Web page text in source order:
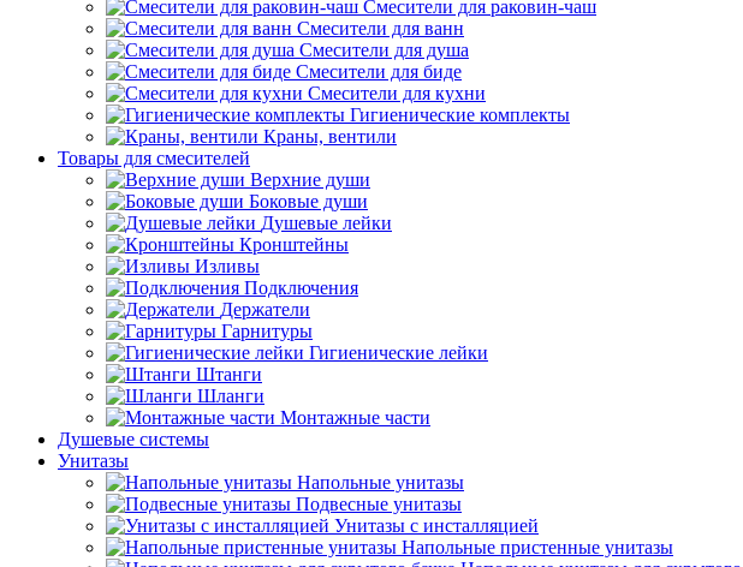
Смесители для раковин-чаш
Смесители для ванн
Смесители для душа
Смесители для биде
Смесители для кухни
Гигиенические комплекты
Краны, вентили
Товары для смесителей
Верхние души
Боковые души
Душевые лейки
Кронштейны
Изливы
Подключения
Держатели
Гарнитуры
Гигиенические лейки
Штанги
Шланги
Монтажные части
Душевые системы
Унитазы
Напольные унитазы
Подвесные унитазы
Унитазы с инсталляцией
Напольные пристенные унитазы